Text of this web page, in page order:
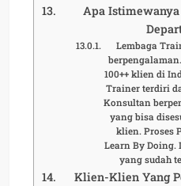
Apa
Lembaga
100++ klien di
Trainer terdiri
Konsultan
yang bisa
klien. Proses
Learn By Doing.
yang sudah
Klien-Klien Yang